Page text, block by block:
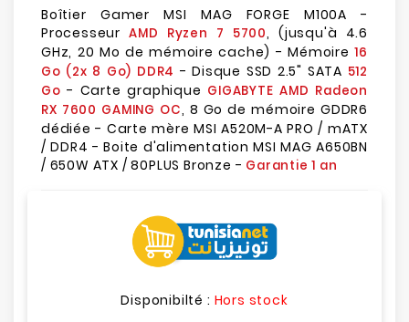
Boîtier Gamer MSI MAG FORGE M100A -
ProcesseurAMD Ryzen 7 5700, (jusqu'à 4.6
GHz, 20 Mo de mémoire cache) - Mémoire16
Go (2x 8 Go) DDR4 - Disque SSD 2.5" SATA 512
Go - Carte graphique GIGABYTE AMD Radeon
RX 7600 GAMING OC, 8 Go de mémoire GDDR6
dédiée - Carte mère MSI A520M-A PRO / mATX
/ DDR4 - Boite d'alimentation MSI MAG A650BN
/ 650W ATX / 80PLUS Bronze - Garantie 1 an
Disponibilté : Hors stock